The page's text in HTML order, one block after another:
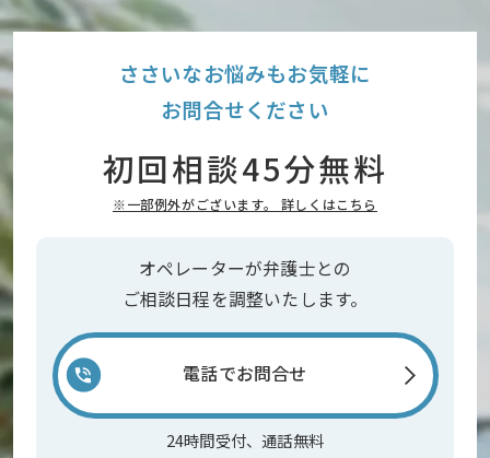
ささいなお悩みもお気軽に
お問合せください
初回相談45分無料
※一部例外がございます。 詳しくはこちら
オペレーターが弁護士との
ご相談日程を調整いたします。
電話でお問合せ
24時間受付、通話無料